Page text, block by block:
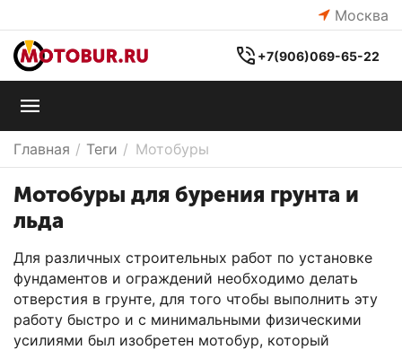
Москва
+7(906)069-65-22
Главная / Теги / Мотобуры
Мотобуры для бурения грунта и
льда
Для различных строительных работ по установке
фундаментов и ограждений необходимо делать
отверстия в грунте, для того чтобы выполнить эту
работу быстро и с минимальными физическими
усилиями был изобретен мотобур, который